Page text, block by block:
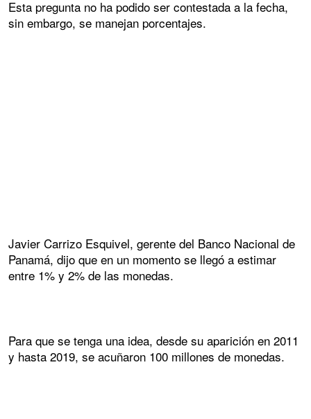
Esta pregunta no ha podido ser contestada a la fecha,
sin embargo, se manejan porcentajes.
Javier Carrizo Esquivel, gerente del Banco Nacional de
Panamá, dijo que en un momento se llegó a estimar
entre 1% y 2% de las monedas.
Para que se tenga una idea, desde su aparición en 2011
y hasta 2019, se acuñaron 100 millones de monedas.